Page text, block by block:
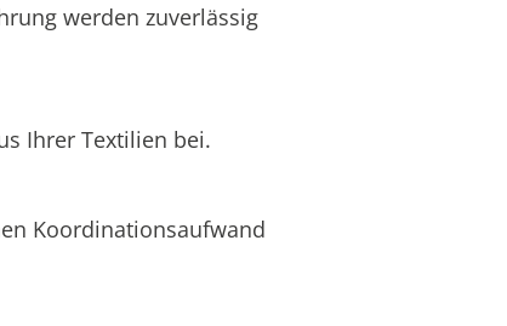
werden zuverlässig
Ihrer Textilien bei.
Koordinationsaufwand